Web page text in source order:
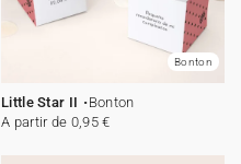
Bonton
Little Star II
Bonton
A partir de 0,95 €